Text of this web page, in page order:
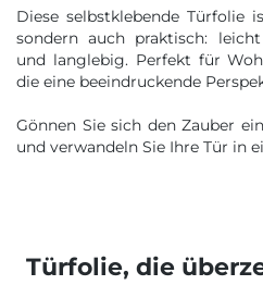
Diese selbstklebende Türfolie
sondern auch praktisch:
und langlebig. Perfekt für
die eine beeindruckende
Gönnen Sie sich den Zauber
und verwandeln Sie Ihre Tür in
Türfolie, die